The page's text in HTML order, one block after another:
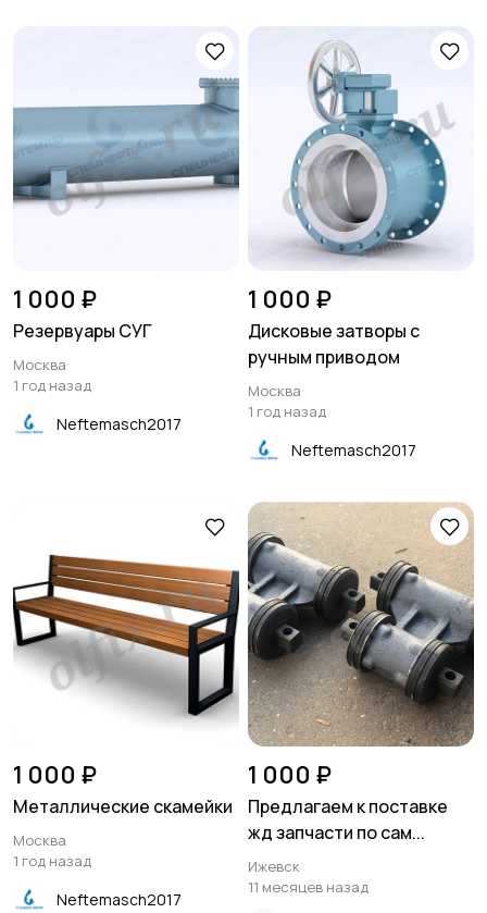
1 000 ₽
Резервуары СУГ
Москва
1 год назад
Neftemasch2017
1 000 ₽
Дисковые затворы с
ручным приводом
Москва
1 год назад
Neftemasch2017
1 000 ₽
Металлические скамейки
Москва
1 год назад
Neftemasch2017
1 000 ₽
Предлагаем к поставке
жд запчасти по сам...
Ижевск
11 месяцев назад